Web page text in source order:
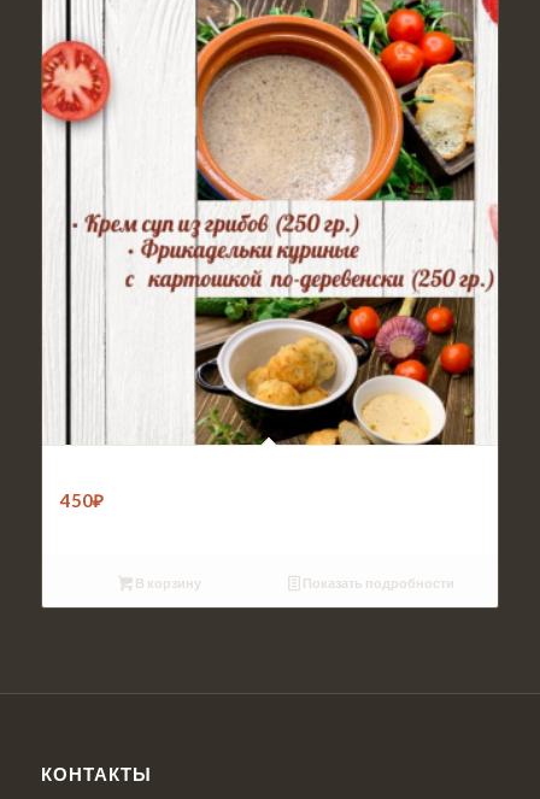
450₽
В корзину Показать подробности
КОНТАКТЫ